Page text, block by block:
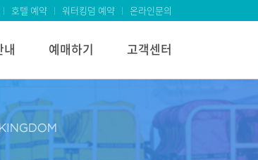
호텔 예약 워터킹덤 예약 온라인문의
내 예매하기 고객센터